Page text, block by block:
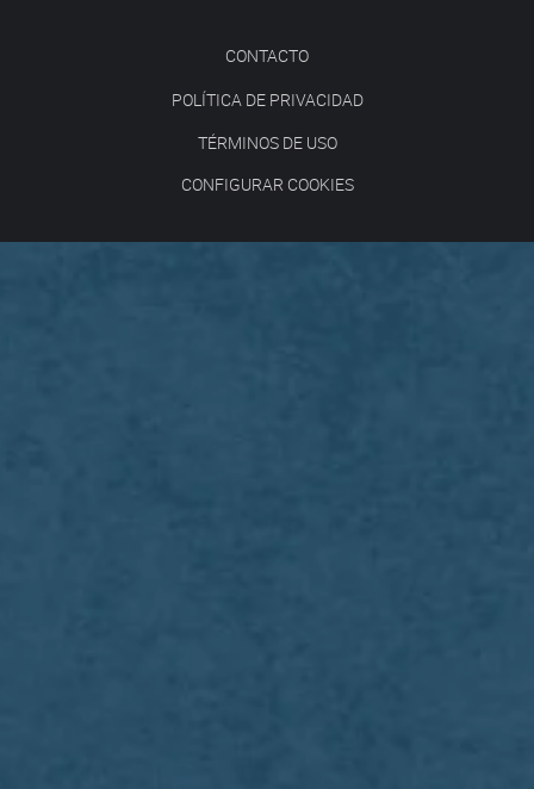
CONTACTO
POLÍTICA DE PRIVACIDAD
TÉRMINOS DE USO
CONFIGURAR COOKIES